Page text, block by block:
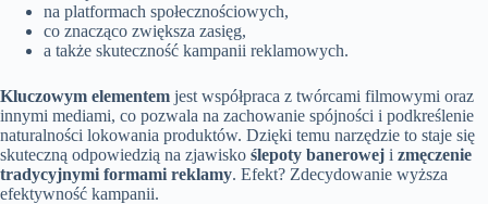
na platformach społecznościowych,
co znacząco zwiększa zasięg,
a także skuteczność kampanii reklamowych.
Kluczowym elementem jest współpraca z twórcami filmowymi oraz
innymi mediami, co pozwala na zachowanie spójności i podkreślenie
naturalności lokowania produktów. Dzięki temu narzędzie to staje się
skuteczną odpowiedzią na zjawisko ślepoty banerowej i zmęczenie
tradycyjnymi formami reklamy. Efekt? Zdecydowanie wyższa
efektywność kampanii.